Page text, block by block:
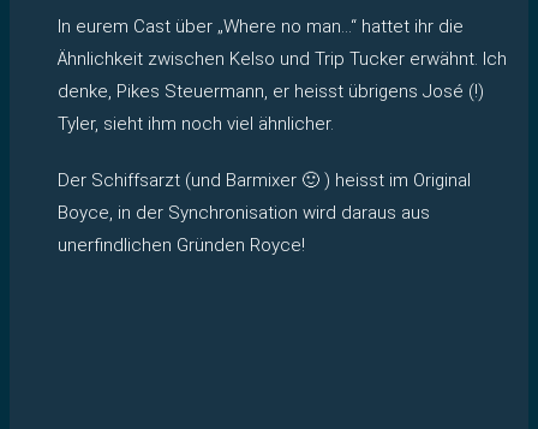
In eurem Cast über „Where no man…“ hattet ihr die
Ähnlichkeit zwischen Kelso und Trip Tucker erwähnt. Ich
denke, Pikes Steuermann, er heisst übrigens José (!)
Tyler, sieht ihm noch viel ähnlicher.
Der Schiffsarzt (und Barmixer 🙂 ) heisst im Original
Boyce, in der Synchronisation wird daraus aus
unerfindlichen Gründen Royce!